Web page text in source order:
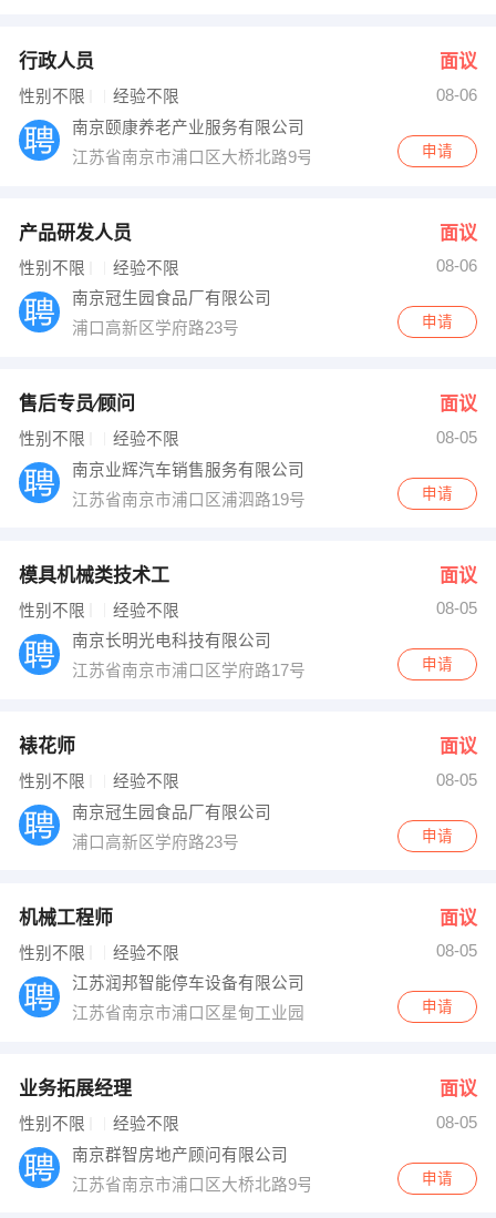
行政人员 面议
性别不限 经验不限
08-06
南京颐康养老产业服务有限公司
江苏省南京市浦口区大桥北路9号旭日华庭弘扬大厦骏馆
申请
产品研发人员 面议
性别不限 经验不限
08-06
南京冠生园食品厂有限公司
浦口高新区学府路23号
申请
售后专员∕顾问 面议
性别不限 经验不限
08-05
南京业辉汽车销售服务有限公司
江苏省南京市浦口区浦泗路19号
申请
模具机械类技术工 面议
性别不限 经验不限
08-05
南京长明光电科技有限公司
江苏省南京市浦口区学府路17号
申请
裱花师 面议
性别不限 经验不限
08-05
南京冠生园食品厂有限公司
浦口高新区学府路23号
申请
机械工程师 面议
性别不限 经验不限
08-05
江苏润邦智能停车设备有限公司
江苏省南京市浦口区星甸工业园
申请
业务拓展经理 面议
性别不限 经验不限
08-05
南京群智房地产顾问有限公司
江苏省南京市浦口区大桥北路9号弘阳大厦2217室申请